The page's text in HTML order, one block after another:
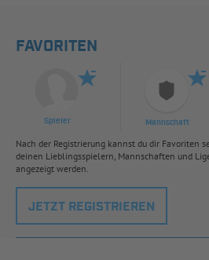
FAVORITEN
Spieler Mannschaft
Nach der Registrierung kannst du dir Favoriten
deinen Lieblingsspielern, Mannschaften und
angezeigt werden.
JETZT REGISTRIEREN